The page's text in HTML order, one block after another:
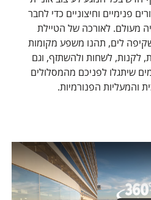
פנימיים וחיצוניים כדי לחבר
מעולם. לאורכה של הטיילת
בקומה 8 והמשקיפה לים, תהנו משפע מקומות
לקנות, לשחות ולהשתזף, וגם
שיתגלו לפניכם מהמסלולים
והמעליות הפנורמיות.